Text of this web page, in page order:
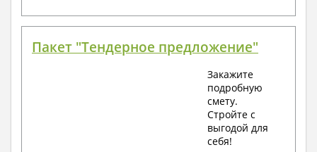
Пакет "Тендерное предложение"
Закажите
подробную
смету.
Стройте с
выгодой для
себя!